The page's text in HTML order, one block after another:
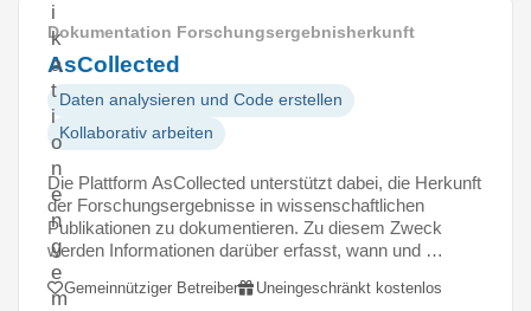
i
k
a
t
i
o
n
e
n
g
e
m
Dokumentation Forschungsergebnisherkunft
AsCollected
Daten analysieren und Code erstellen
Kollaborativ arbeiten
Die Plattform AsCollected unterstützt dabei, die Herkunft
der Forschungsergebnisse in wissenschaftlichen
Publikationen zu dokumentieren. Zu diesem Zweck
werden Informationen darüber erfasst, wann und …
Gemeinnütziger Betreiber Uneingeschränkt kostenlos